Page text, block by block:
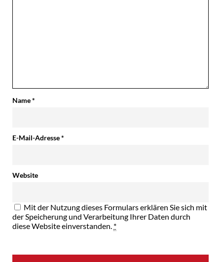
Name*
E-Mail-Adresse*
Website
Mit der Nutzung dieses Formulars erklären Sie sich mit
der Speicherung und Verarbeitung Ihrer Daten durch
diese Website einverstanden. *